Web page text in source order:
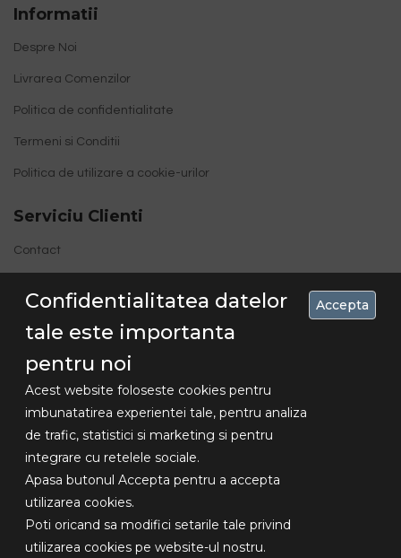
Concediu 30.07-16.08 , livrarile se vor
face dupa aceasta data!!!
Informatii
Despre Noi
Livrarea Comenzilor
Politica de confidentialitate
Termeni si Conditii
Politica de utilizare a cookie-urilor
Serviciu Clienti
Contact
© 2018
Design -
Toate
Confidentialitatea datelor
tale este importanta
pentru noi
Acest website foloseste cookies pentru
imbunatatirea experientei tale, pentru analiza
de trafic, statistici si marketing si pentru
integrare cu retelele sociale.
Apasa butonul Accepta pentru a accepta
utilizarea cookies.
Poti oricand sa modifici setarile tale privind
utilizarea cookies pe website-ul nostru.
Accepta